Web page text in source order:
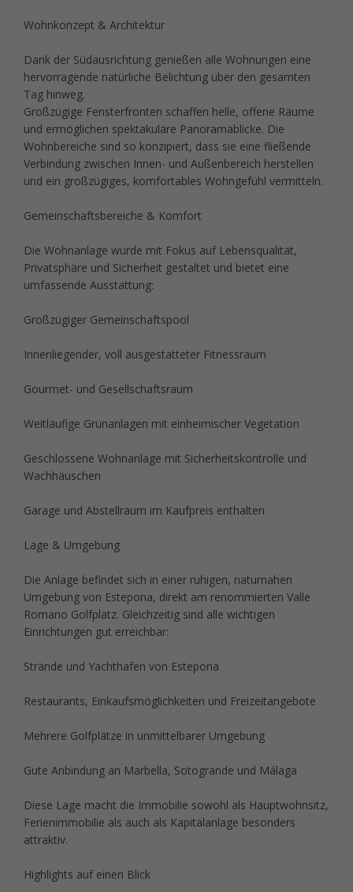
Wohnkonzept & Architektur
Dank der Südausrichtung genießen alle Wohnungen eine
hervorragende natürliche Belichtung über den gesamten
Tag hinweg.
Großzügige Fensterfronten schaffen helle, offene Räume
und ermöglichen spektakuläre Panoramablicke. Die
Wohnbereiche sind so konzipiert, dass sie eine fließende
Verbindung zwischen Innen- und Außenbereich herstellen
und ein großzügiges, komfortables Wohngefühl vermitteln.
Gemeinschaftsbereiche & Komfort
Die Wohnanlage wurde mit Fokus auf Lebensqualität,
Privatsphäre und Sicherheit gestaltet und bietet eine
umfassende Ausstattung:
Großzügiger Gemeinschaftspool
Innenliegender, voll ausgestatteter Fitnessraum
Gourmet- und Gesellschaftsraum
Weitläufige Grünanlagen mit einheimischer Vegetation
Geschlossene Wohnanlage mit Sicherheitskontrolle und
Wachhäuschen
Garage und Abstellraum im Kaufpreis enthalten
Lage & Umgebung
Die Anlage befindet sich in einer ruhigen, naturnahen
Umgebung von Estepona, direkt am renommierten Valle
Romano Golfplatz. Gleichzeitig sind alle wichtigen
Einrichtungen gut erreichbar:
Strände und Yachthafen von Estepona
Restaurants, Einkaufsmöglichkeiten und Freizeitangebote
Mehrere Golfplätze in unmittelbarer Umgebung
Gute Anbindung an Marbella, Sotogrande und Málaga
Diese Lage macht die Immobilie sowohl als Hauptwohnsitz,
Ferienimmobilie als auch als Kapitalanlage besonders
attraktiv.
Highlights auf einen Blick